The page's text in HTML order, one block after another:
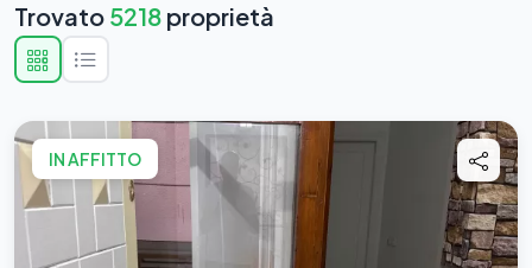
Trovato 5218 proprietà
IN AFFITTO